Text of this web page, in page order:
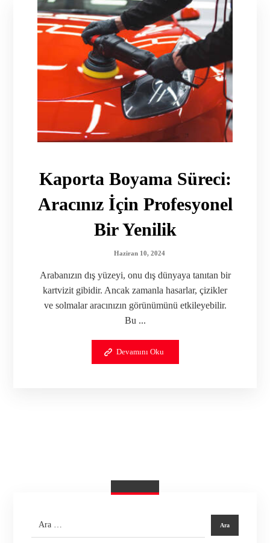
Kaporta Boyama Süreci:
Aracınız İçin Profesyonel
Bir Yenilik
Haziran 10, 2024
Arabanızın dış yüzeyi, onu dış dünyaya tanıtan bir
kartvizit gibidir. Ancak zamanla hasarlar, çizikler
ve solmalar aracınızın görünümünü etkileyebilir.
Bu ...
Devamını Oku